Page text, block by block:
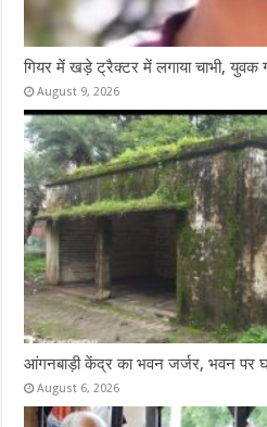
गियर में खड़े ट्रैक्टर में लगाया चाभी,
August 9, 2026
आंगनबाड़ी केंद्र का भवन जर्जर, भवन पर
August 6, 2026